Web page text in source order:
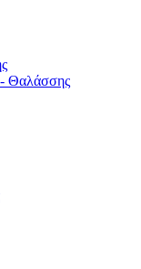
- Θαλάσσης